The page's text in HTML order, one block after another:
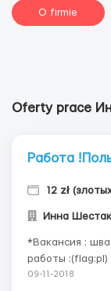
O firmie
Oferty prace
Работа
12 zł
Инна
*Вакансия :
работы
Что нужно
09-11-2018